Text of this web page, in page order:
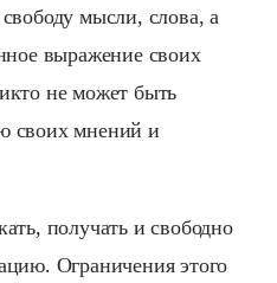
мысли, слова, а
выражение своих
не может быть
своих мнений и
получать и свободно
Ограничения этого